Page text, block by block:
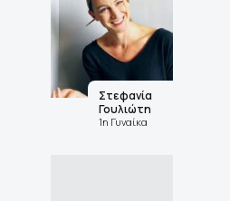
Στεφανία
Γουλιώτη
1η Γυναίκα